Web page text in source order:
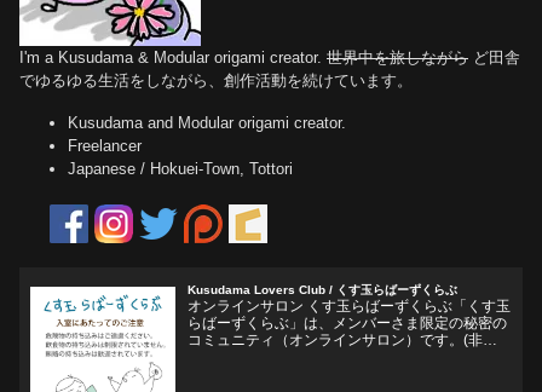
I'm a Kusudama & Modular origami creator. 世界中を旅しながら ど田舎
でゆるゆる生活をしながら、創作活動を続けています。
Kusudama and Modular origami creator.
Freelancer
Japanese / Hokuei-Town, Tottori
Kusudama Lovers Club / くす玉らばーずくらぶ
オンラインサロン くす玉らばーずくらぶ「くす玉
らばーずくらぶ」は、メンバーさま限定の秘密の
コミュニティ（オンラインサロン）です。(非公